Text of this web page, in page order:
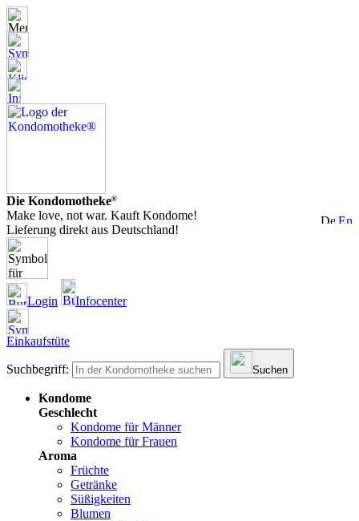
Die Kondomotheke®
Make love, not war. Kauft Kondome!
Lieferung direkt aus Deutschland!
Login Infocenter
Einkaufstüte
Suchbegriff: Suchen
Kondome
Geschlecht
Kondome für Männer
Kondome für Frauen
Aroma
Früchte
Getränke
Süßigkeiten
Blumen